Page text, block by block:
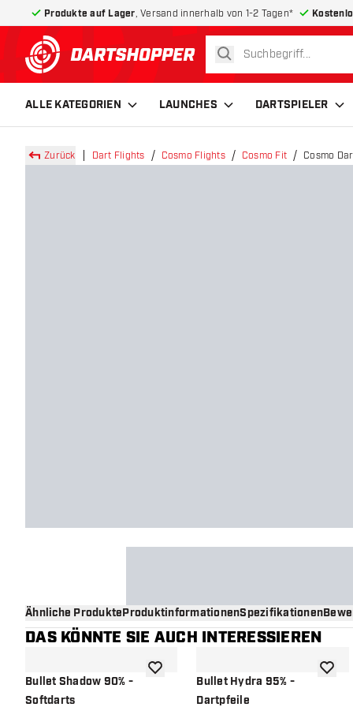
Produkte auf Lager , Versand innerhalb von 1-2 Tagen*
zurück zur Startseite
suchen
ALLE KATEGORIEN LAUNCHES DARTSPIELER
Zurück Dart Flights Cosmo Flights Cosmo Fit Cosmo
Ähnliche ProdukteProduktinformationenSpezifikationen
DAS KÖNNTE SIE AUCH INTERESSIEREN
Bullet Shadow 90% -
Softdarts
Zur Wunschliste hinzufügen
Bullet Hydra 95% -
Dartpfeile
Zur